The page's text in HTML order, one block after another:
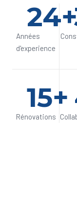
Années
d'experience
24+
Rénovations
15+